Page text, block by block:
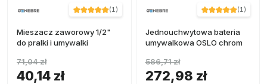
(1)
Mieszacz zaworowy 1/2"
do pralki i umywalki
40,14 zł
71,04 zł
(1)
Jednouchwytowa bateria
umywalkowa OSLO chrom
272,98 zł
586,71 zł